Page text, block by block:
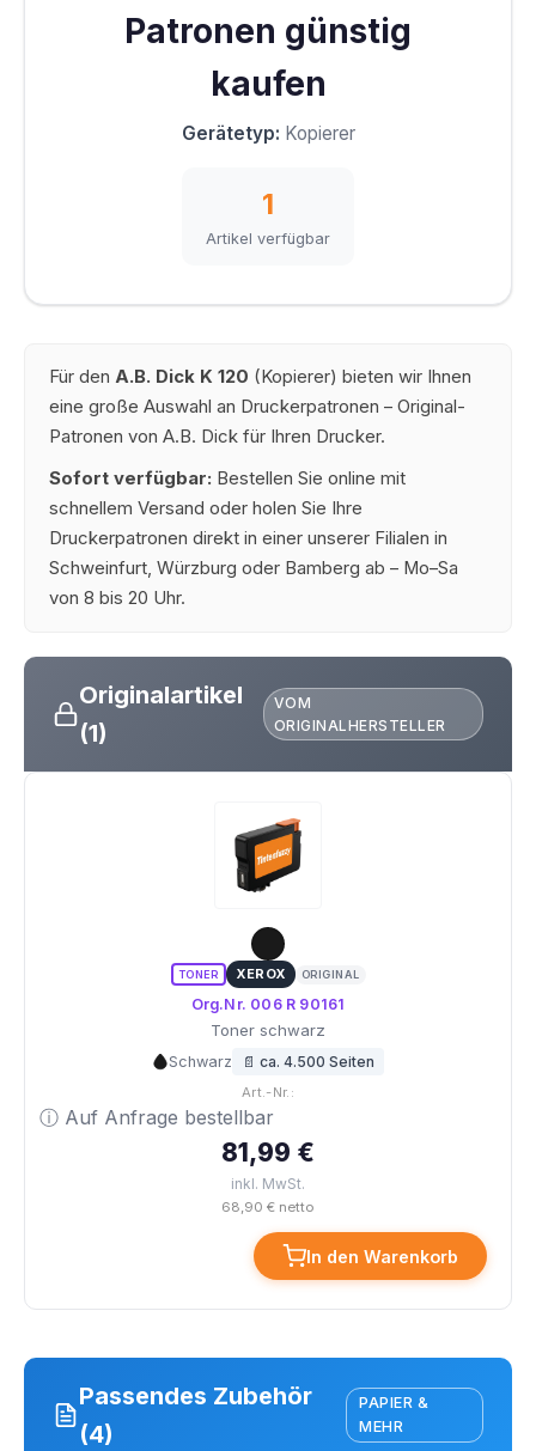
Patronen günstig
kaufen
Gerätetyp: Kopierer
1
Artikel verfügbar
Für den A.B. Dick K 120 (Kopierer) bieten wir Ihnen
eine große Auswahl an Druckerpatronen – Original-
Patronen von A.B. Dick für Ihren Drucker.
Sofort verfügbar: Bestellen Sie online mit
schnellem Versand oder holen Sie Ihre
Druckerpatronen direkt in einer unserer Filialen in
Schweinfurt, Würzburg oder Bamberg ab – Mo–Sa
von 8 bis 20 Uhr.
Originalartikel
(1)
VOM
ORIGINALHERSTELLER
TONER XEROX ORIGINAL
Org.Nr. 006 R 90161
Toner schwarz
Schwarz 📄 ca. 4.500 Seiten
Art.-Nr.:
ⓘ Auf Anfrage bestellbar
81,99 €
inkl. MwSt.
68,90 € netto
In den Warenkorb
Passendes Zubehör
(4)
PAPIER &
MEHR